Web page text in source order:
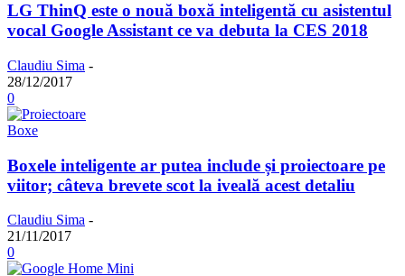
LG ThinQ este o nouă boxă inteligentă cu asistentul
vocal Google Assistant ce va debuta la CES 2018
Claudiu Sima -
28/12/2017
0
Boxe
Boxele inteligente ar putea include și proiectoare pe
viitor; câteva brevete scot la iveală acest detaliu
Claudiu Sima -
21/11/2017
0